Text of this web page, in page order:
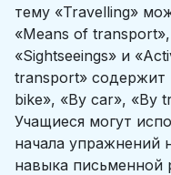
тему «Travelling»
«Means of
«Sightseeings» и
transport» содержит
bike», «By car», «By
Учащиеся могут
начала упражнений
навыка письменной